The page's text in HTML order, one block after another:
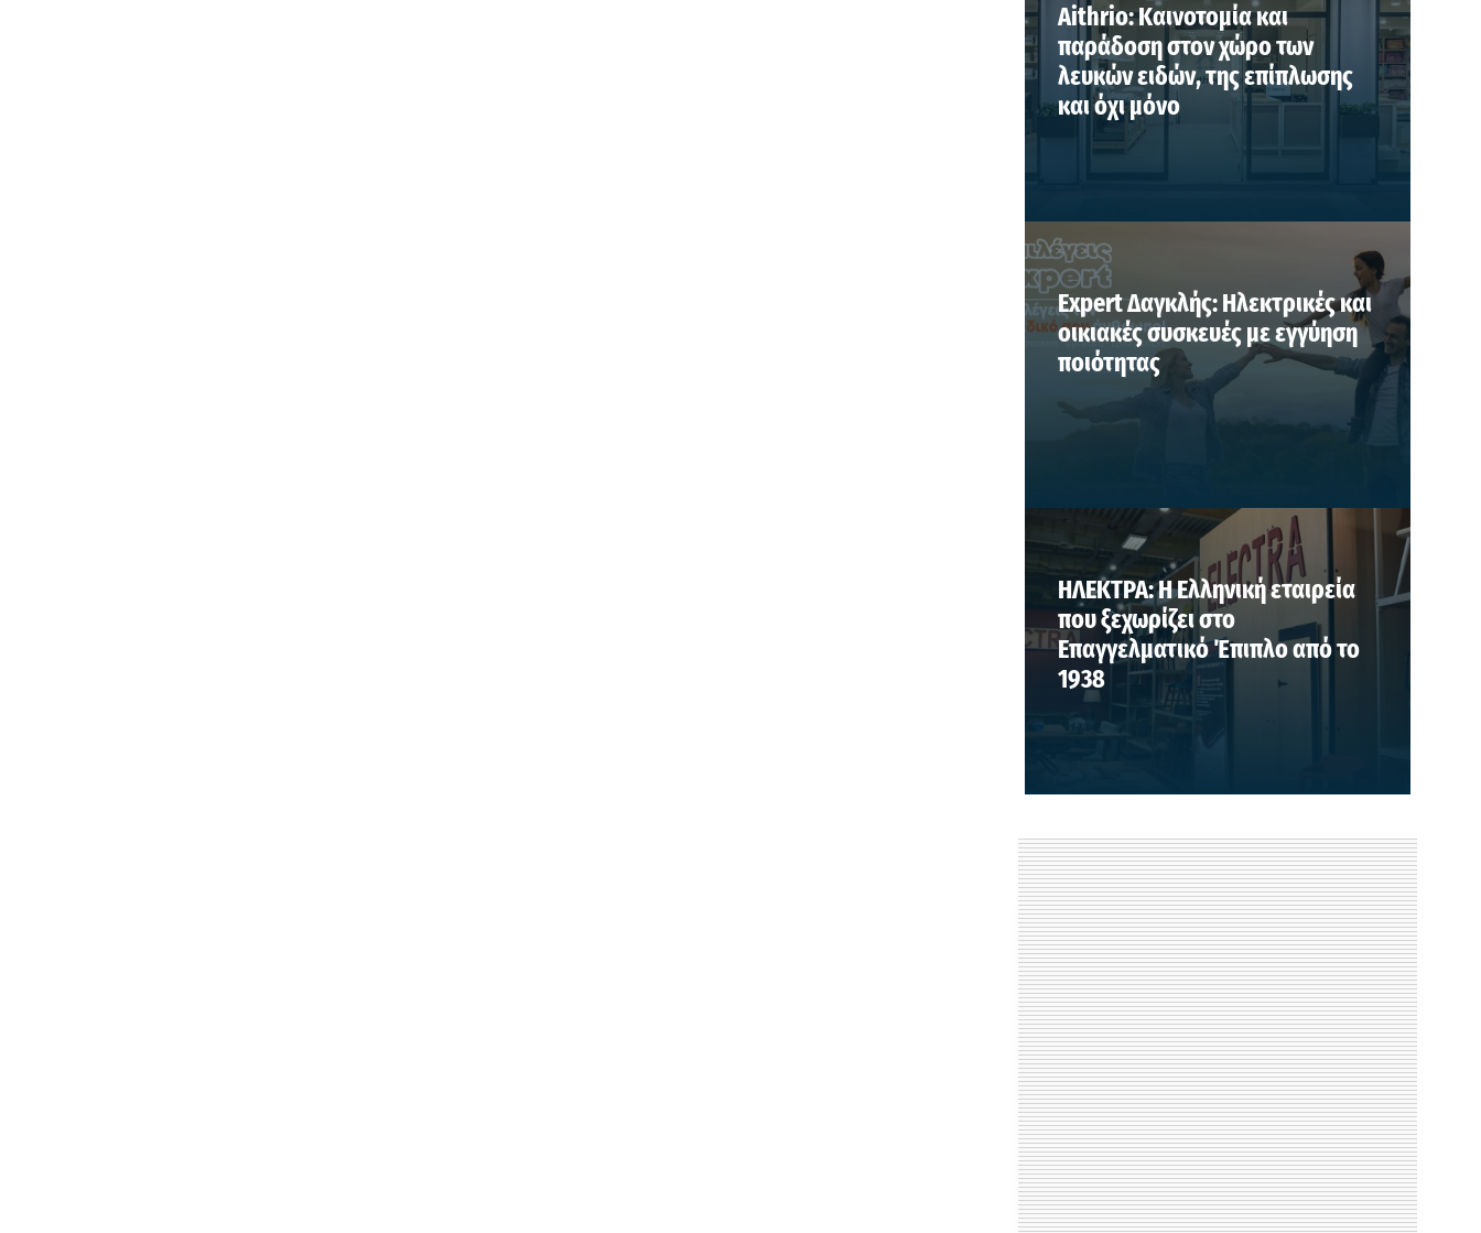
Aithrio: Καινοτομία και
παράδοση στον χώρο των
λευκών ειδών, της επίπλωσης
και όχι μόνο
Expert Δαγκλής: Ηλεκτρικές και
οικιακές συσκευές με εγγύηση
ποιότητας
ΗΛΕΚΤΡΑ: Η Ελληνική εταιρεία
που ξεχωρίζει στο
Επαγγελματικό Έπιπλο από το
1938